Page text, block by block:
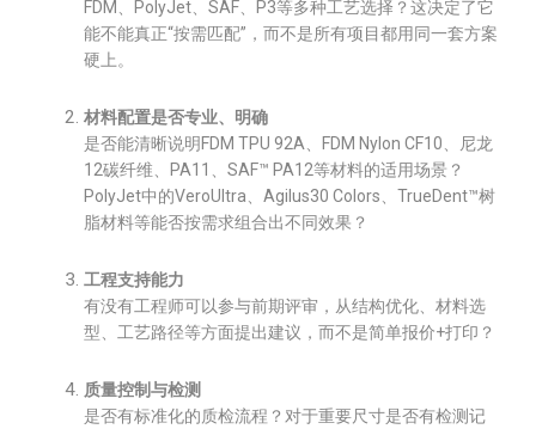
FDM、PolyJet、SAF、P3等多种工艺选择？这决定了它
能不能真正“按需匹配”，而不是所有项目都用同一套方案
硬上。
材料配置是否专业、明确
是否能清晰说明FDM TPU 92A、FDM Nylon CF10、尼龙
12碳纤维、PA11、SAF™ PA12等材料的适用场景？
PolyJet中的VeroUltra、Agilus30 Colors、TrueDent™树
脂材料等能否按需求组合出不同效果？
工程支持能力
有没有工程师可以参与前期评审，从结构优化、材料选
型、工艺路径等方面提出建议，而不是简单报价+打印？
质量控制与检测
是否有标准化的质检流程？对于重要尺寸是否有检测记